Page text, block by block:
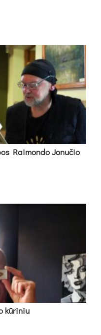
Rai­mon­do Jo­nu­čio
kū­ri­niu